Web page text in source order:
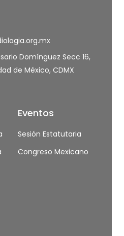
Domínguez Secc 16,
de México, CDMX
Eventos
Sesión Estatutaria
Congreso Mexicano